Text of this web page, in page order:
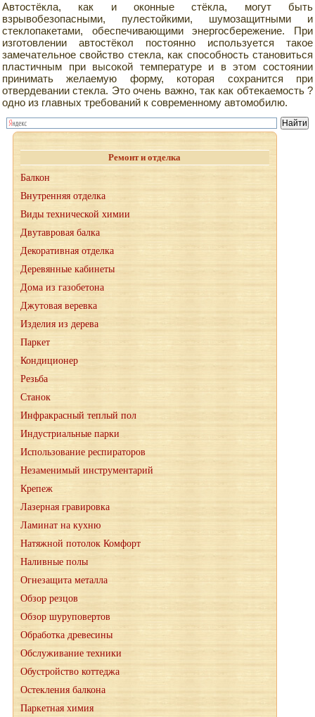
Автостёкла, как и оконные стёкла, могут быть
взрывобезопасными, пулестойкими, шумозащитными и
стеклопакетами, обеспечивающими энергосбережение. При
изготовлении автостёкол постоянно используется такое
замечательное свойство стекла, как способность становиться
пластичным при высокой температуре и в этом состоянии
принимать желаемую форму, которая сохранится при
отвердевании стекла. Это очень важно, так как обтекаемость ?
одно из главных требований к современному автомобилю.
Ремонт и отделка
Балкон
Внутренняя отделка
Виды технической химии
Двутавровая балка
Декоративная отделка
Деревянные кабинеты
Дома из газобетона
Джутовая веревка
Изделия из дерева
Паркет
Кондиционер
Резьба
Станок
Инфракрасный теплый пол
Индустриальные парки
Использование респираторов
Незаменимый инструментарий
Крепеж
Лазерная гравировка
Ламинат на кухню
Натяжной потолок Комфорт
Наливные полы
Огнезащита металла
Обзор резцов
Обзор шуруповертов
Обработка древесины
Обслуживание техники
Обустройство коттеджа
Остекления балкона
Паркетная химия